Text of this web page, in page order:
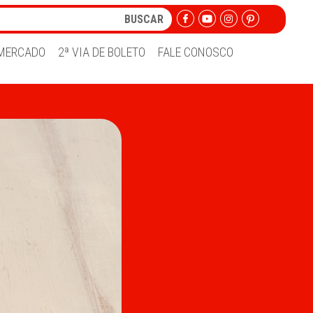
2ª VIA DE BOLETO FALE CONOSCO